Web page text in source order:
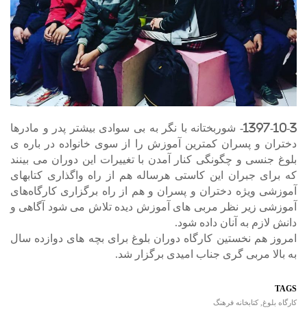
1397-10-3- شوربختانه با نگر به بی سوادی بیشتر پدر و مادرها
دختران و پسران کمترین آموزش را از سوی خانواده در باره ی
بلوغ جنسی و چگونگی کنار آمدن با تغییرات این دوران می بینند
که برای جبران این کاستی هرساله هم از راه واگذاری کتابهای
آموزشی ویژه دختران و پسران و هم از راه برگزاری کارگاه‌های
آموزشی زیر نظر مربی های آموزش دیده تلاش می شود آگاهی و
دانش لازم به آنان داده شود.
امروز هم نخستین کارگاه دوران بلوغ برای بچه های دوازده سال
به بالا مربی گری جناب امیدی برگزار شد.
TAGS
کارگاه بلوغ کتابخانه فرهنگ